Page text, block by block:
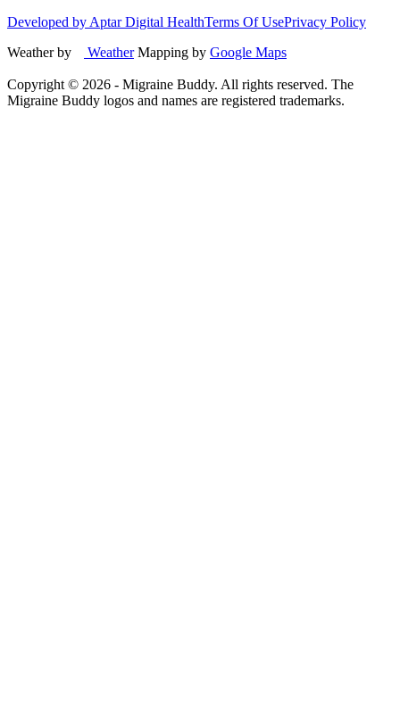
Developed by Aptar Digital HealthTerms Of UsePrivacy Policy
Weather by
WeatherMapping by Google Maps
Copyright © 2026 - Migraine Buddy. All rights reserved. The
Migraine Buddy logos and names are registered trademarks.